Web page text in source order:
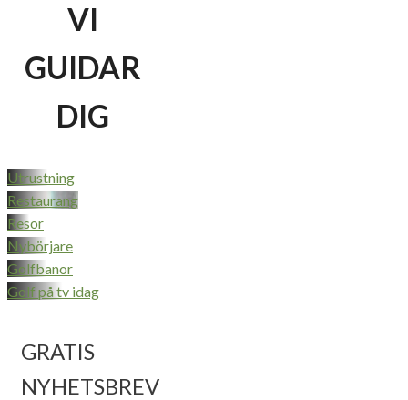
VI
GUIDAR
DIG
Utrustning
Restaurang
Resor
Nybörjare
Golfbanor
Golf på tv idag
GRATIS
NYHETSBREV